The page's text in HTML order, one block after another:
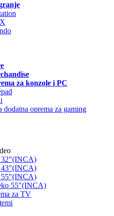
za konzole i PC
dodatna oprema za gaming
32"(INCA)
43"(INCA)
55"(INCA)
55"(INCA)
za TV